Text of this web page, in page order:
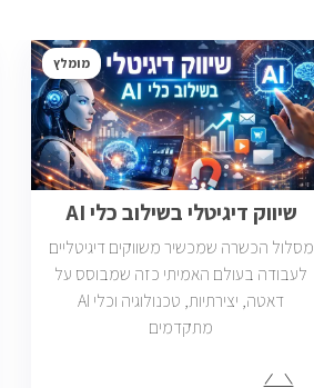
מומלץ
שיווק דיגיטלי בשילוב כלי AI
מסלול הכשרה שמכשיר משווקים דיגיטליים
לעבודה בעולם האמיתי כזה שמבוסס על
דאטה, יצירתיות, טכנולוגיה וכלי AI
מתקדמים